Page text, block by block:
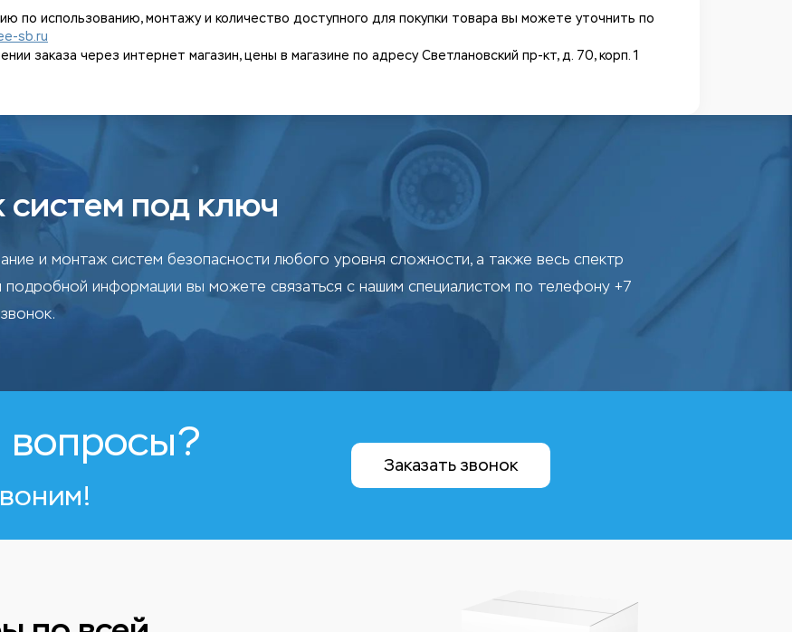
по использованию, монтажу и количество доступного для покупки товара вы можете уточнить по
sb.ru
заказа через интернет магазин, цены в магазине по адресу Светлановский пр-кт, д. 70, корп. 1
под ключ
и монтаж систем безопасности любого уровня сложности, а также весь спектр
подробной информации вы можете связаться с нашим специалистом по телефону +7
вопросы? Заказать звонок